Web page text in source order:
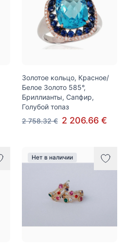
Золотое кольцо, Красное/
Белое Золото 585°,
Бриллианты, Сапфир,
Голубой топаз
2 758.32 € 2 206.66 €
Нет в наличии